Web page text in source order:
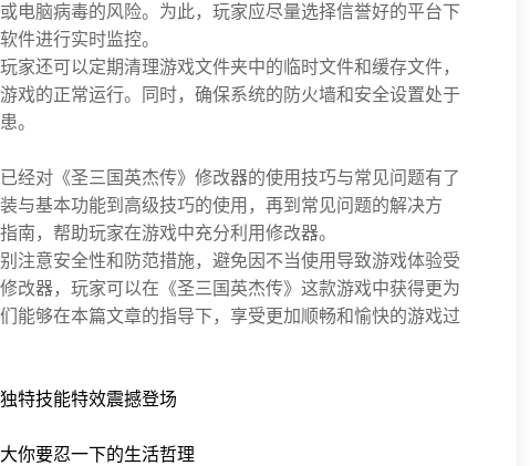
电脑病毒的风险。为此，玩家应尽量选择信誉好的平台下
件进行实时监控。
家还可以定期清理游戏文件夹中的临时文件和缓存文件，
戏的正常运行。同时，确保系统的防火墙和安全设置处于
。
经对《圣三国英杰传》修改器的使用技巧与常见问题有了
与基本功能到高级技巧的使用，再到常见问题的解决方
南，帮助玩家在游戏中充分利用修改器。
注意安全性和防范措施，避免因不当使用导致游戏体验受
改器，玩家可以在《圣三国英杰传》这款游戏中获得更为
能够在本篇文章的指导下，享受更加顺畅和愉快的游戏过
特技能特效震撼登场
你要忍一下的生活哲理